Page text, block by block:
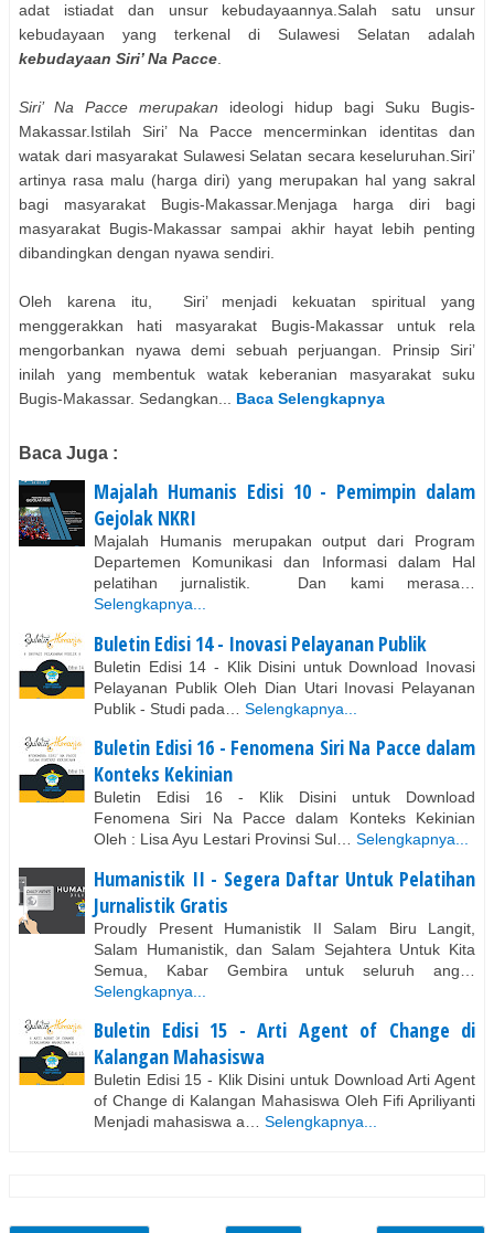
adat istiadat dan unsur kebudayaannya.Salah satu unsur
kebudayaan yang terkenal di Sulawesi Selatan adalah
kebudayaan Siri’ Na Pacce.
Siri’ Na Pacce merupakan ideologi hidup bagi Suku Bugis-
Makassar.Istilah Siri’ Na Pacce mencerminkan identitas dan
watak dari masyarakat Sulawesi Selatan secara keseluruhan.Siri’
artinya rasa malu (harga diri) yang merupakan hal yang sakral
bagi masyarakat Bugis-Makassar.Menjaga harga diri bagi
masyarakat Bugis-Makassar sampai akhir hayat lebih penting
dibandingkan dengan nyawa sendiri.
Oleh karena itu, Siri’ menjadi kekuatan spiritual yang
menggerakkan hati masyarakat Bugis-Makassar untuk rela
mengorbankan nyawa demi sebuah perjuangan. Prinsip Siri’
inilah yang membentuk watak keberanian masyarakat suku
Bugis-Makassar. Sedangkan... Baca Selengkapnya
Baca Juga :
Majalah Humanis Edisi 10 - Pemimpin dalam
Gejolak NKRI
Majalah Humanis merupakan output dari Program
Departemen Komunikasi dan Informasi dalam Hal
pelatihan jurnalistik. Dan kami merasa…
Selengkapnya...
Buletin Edisi 14 - Inovasi Pelayanan Publik
Buletin Edisi 14 - Klik Disini untuk Download Inovasi
Pelayanan Publik Oleh Dian Utari Inovasi Pelayanan
Publik - Studi pada…
Selengkapnya...
Buletin Edisi 16 - Fenomena Siri Na Pacce dalam
Konteks Kekinian
Buletin Edisi 16 - Klik Disini untuk Download
Fenomena Siri Na Pacce dalam Konteks Kekinian
Oleh : Lisa Ayu Lestari Provinsi Sul… Selengkapnya...
Humanistik II - Segera Daftar Untuk Pelatihan
Jurnalistik Gratis
Proudly Present Humanistik II Salam Biru Langit,
Salam Humanistik, dan Salam Sejahtera Untuk Kita
Semua, Kabar Gembira untuk seluruh ang…
Selengkapnya...
Buletin Edisi 15 - Arti Agent of Change di
Kalangan Mahasiswa
Buletin Edisi 15 - Klik Disini untuk Download Arti Agent
of Change di Kalangan Mahasiswa Oleh Fifi Apriliyanti
Menjadi mahasiswa a… Selengkapnya...